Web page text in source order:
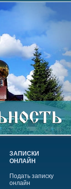
ЗАПИСКИ
ОНЛАЙН
Подать записку
онлайн